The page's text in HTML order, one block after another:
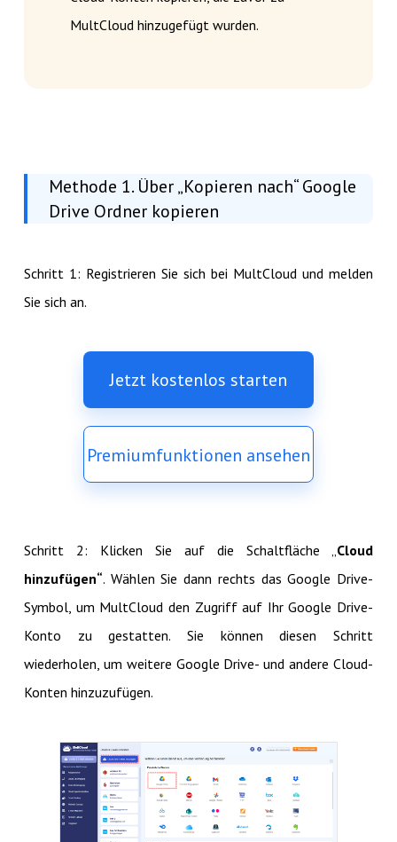
MultCloud hinzugefügt wurden.
Methode 1. Über „Kopieren nach“ Google
Drive Ordner kopieren
Schritt 1: Registrieren Sie sich bei MultCloud und melden
Sie sich an.
Jetzt kostenlos starten
Premiumfunktionen ansehen
Schritt 2: Klicken Sie auf die Schaltfläche „Cloud
hinzufügen“. Wählen Sie dann rechts das Google Drive-
Symbol, um MultCloud den Zugriff auf Ihr Google Drive-
Konto zu gestatten. Sie können diesen Schritt
wiederholen, um weitere Google Drive- und andere Cloud-
Konten hinzuzufügen.